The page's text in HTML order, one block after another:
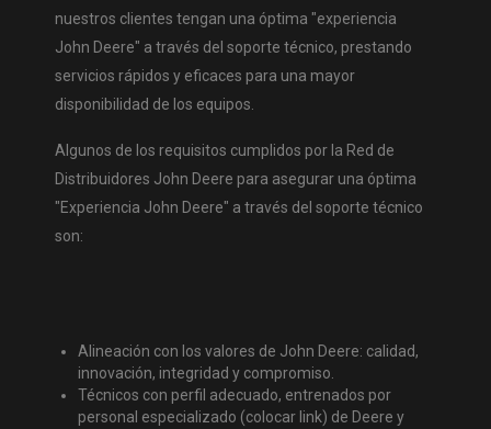
nuestros clientes tengan una óptima "experiencia
John Deere" a través del soporte técnico, prestando
servicios rápidos y eficaces para una mayor
disponibilidad de los equipos.
Algunos de los requisitos cumplidos por la Red de
Distribuidores John Deere para asegurar una óptima
"Experiencia John Deere" a través del soporte técnico
son:
Alineación con los valores de John Deere: calidad,
innovación, integridad y compromiso.
Técnicos con perfil adecuado, entrenados por
personal especializado (colocar link) de Deere y